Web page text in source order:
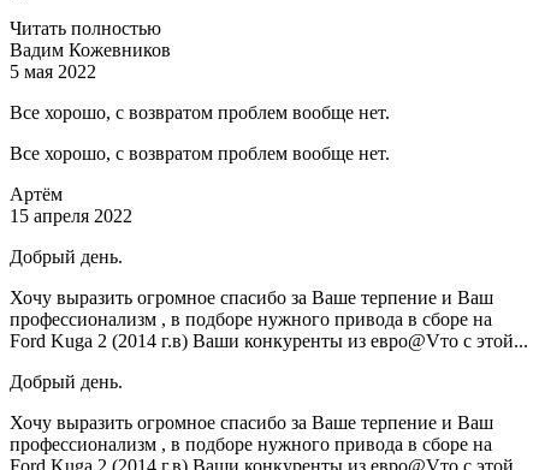
Читать полностью
Вадим Кожевников
5 мая 2022
Все хорошо, с возвратом проблем вообще нет.
Все хорошо, с возвратом проблем вообще нет.
Артём
15 апреля 2022
Добрый день.
Хочу выразить огромное спасибо за Ваше терпение и Ваш
профессионализм , в подборе нужного привода в сборе на
Ford Kuga 2 (2014 г.в) Ваши конкуренты из евро@Vто с этой...
Добрый день.
Хочу выразить огромное спасибо за Ваше терпение и Ваш
профессионализм , в подборе нужного привода в сборе на